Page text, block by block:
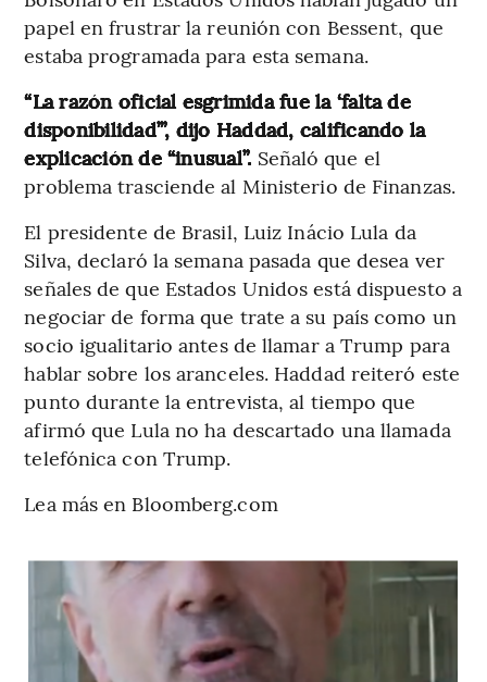
papel en frustrar la reunión con Bessent, que
estaba programada para esta semana.
“La razón oficial esgrimida fue la ‘falta de
disponibilidad’”, dijo Haddad, calificando la
explicación de “inusual”. Señaló que el
problema trasciende al Ministerio de Finanzas.
El presidente de Brasil, Luiz Inácio Lula da
Silva, declaró la semana pasada que desea ver
señales de que Estados Unidos está dispuesto a
negociar de forma que trate a su país como un
socio igualitario antes de llamar a Trump para
hablar sobre los aranceles. Haddad reiteró este
punto durante la entrevista, al tiempo que
afirmó que Lula no ha descartado una llamada
telefónica con Trump.
Lea más en Bloomberg.com